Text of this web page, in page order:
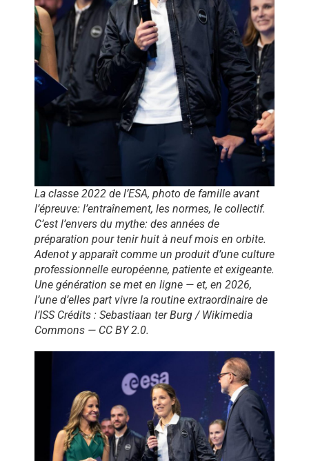
La classe 2022 de l’ESA, photo de famille avant
l’épreuve: l’entraînement, les normes, le collectif.
C’est l’envers du mythe: des années de
préparation pour tenir huit à neuf mois en orbite.
Adenot y apparaît comme un produit d’une culture
professionnelle européenne, patiente et exigeante.
Une génération se met en ligne — et, en 2026,
l’une d’elles part vivre la routine extraordinaire de
l’ISS Crédits : Sebastiaan ter Burg / Wikimedia
Commons — CC BY 2.0.